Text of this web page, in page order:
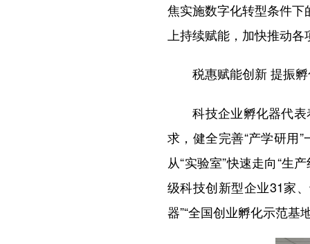
焦实施数字化转型条件下
上持续赋能，加快推动
税惠赋能创新 提振孵
科技企业孵化器代表
求，健全完善“产学研用
从“实验室”快速走向“生
级科技创新型企业31家
器”“全国创业孵化示范基